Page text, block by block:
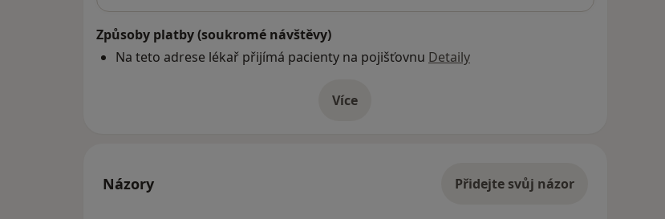
Způsoby platby (soukromé návštěvy)
Na teto adrese lékař přijímá pacienty na pojišťovnu Detaily
Víceo adrese
Názory Přidejte svůj názor